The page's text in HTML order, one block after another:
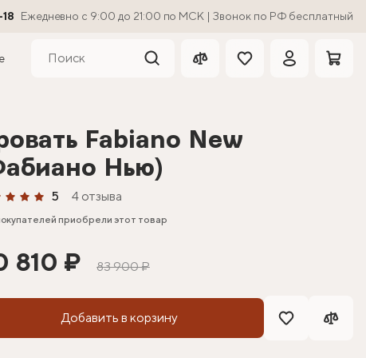
Ежедневно с 9:00 до 21:00 по МСК | Звонок по РФ бесплатный
Fabiano New
Нью)
5 4 отзыва
приобрели этот товар
810 ₽ 83 900 ₽
Добавить в корзину